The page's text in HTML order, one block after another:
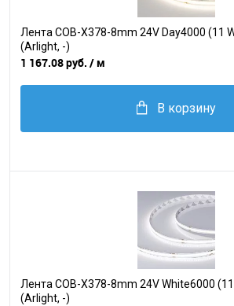
Лента COB-X378-8mm 24V Day4000 (11
(Arlight, -)
1 167.08 руб. / м
В корзину
Лента COB-X378-8mm 24V White6000
(Arlight, -)